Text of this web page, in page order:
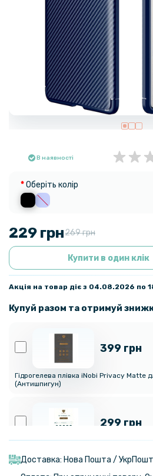
В наявності
Оберіть колір
229 грн269 грн
Купити в один клік
Акція на товар діє з 04.08.2026 по
Купуй разом та отримуй
399 грн
Гідрогелева плівка iNobi Privacy Matte
(Антишпигун)
299 грн
Доставка: Нова Пошта /